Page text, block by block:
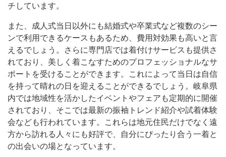
チしています。
また、成人式当日以外にも結婚式や卒業式など複数のシー
ンで利用できるケースもあるため、費用対効果も高いと言
えるでしょう。さらに専門店では着付けサービスも提供さ
れており、美しく着こなすためのプロフェッショナルなサ
ポートを受けることができます。これによって当日は自信
を持って晴れの日を迎えることができるでしょう。岐阜県
内では地域性を活かしたイベントやフェアも定期的に開催
されており、そこでは最新の振袖トレンド紹介や試着体験
会なども行われています。これらは地元住民だけでなく遠
方から訪れる人々にも好評で、自分にぴったり合う一着と
の出会いの場となっています。